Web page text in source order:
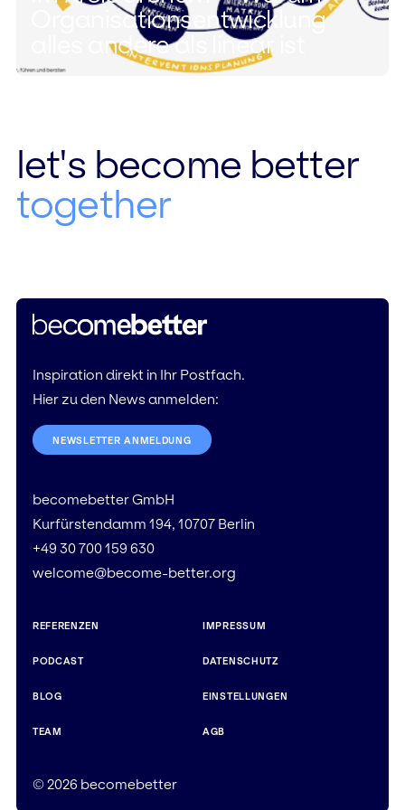
Organisationsentwicklung
alles andere als linear ist
let's become better
together
Inspiration direkt in Ihr Postfach.
Hier zu den News anmelden:
NEWSLETTER ANMELDUNG
becomebetter GmbH
Kurfürstendamm 194, 10707 Berlin
+49 30 700 159 630
welcome@become-better.org
REFERENZEN
PODCAST
BLOG
TEAM
IMPRESSUM
DATENSCHUTZ
EINSTELLUNGEN
AGB
© 2026 becomebetter